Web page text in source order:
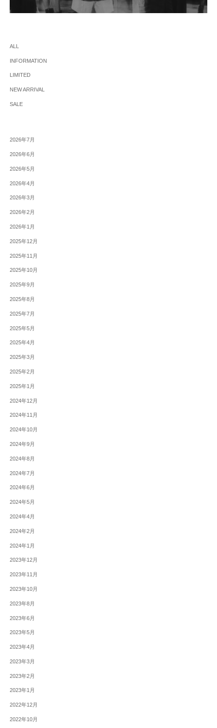
ALL
INFORMATION
LIMITED
NEW ARRIVAL
SALE
2026年7月
2026年6月
2026年5月
2026年4月
2026年3月
2026年2月
2026年1月
2025年12月
2025年11月
2025年10月
2025年9月
2025年8月
2025年7月
2025年5月
2025年4月
2025年3月
2025年2月
2025年1月
2024年12月
2024年11月
2024年10月
2024年9月
2024年8月
2024年7月
2024年6月
2024年5月
2024年4月
2024年2月
2024年1月
2023年12月
2023年11月
2023年10月
2023年8月
2023年6月
2023年5月
2023年4月
2023年3月
2023年2月
2023年1月
2022年12月
2022年10月